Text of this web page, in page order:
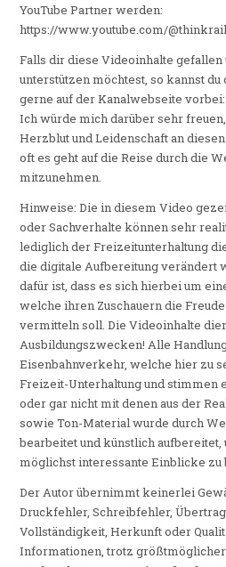
YouTube Partner werden:
https://www.youtube.com/
Falls dir diese Videoinhalte gefallen
unterstützen möchtest, so kannst du
gerne auf der Kanalwebseite
Ich würde mich darüber sehr
Herzblut und Leidenschaft an
oft es geht auf die Reise durch die
mitzunehmen.
Hinweise: Die in diesem Video
oder Sachverhalte können sehr
lediglich der Freizeitunterhaltung
die digitale Aufbereitung verändert
dafür ist, dass es sich hierbei um
welche ihren Zuschauern die
vermitteln soll. Die Videoinhalte
Ausbildungszwecken! Alle
Eisenbahnverkehr, welche hier zu
Freizeit-Unterhaltung und stimmen
oder gar nicht mit denen aus der
sowie Ton-Material wurde durch
bearbeitet und künstlich aufbereitet,
möglichst interessante Einblicke zu
Der Autor übernimmt keinerlei
Druckfehler, Schreibfehler,
Vollständigkeit, Herkunft oder
Informationen, trotz